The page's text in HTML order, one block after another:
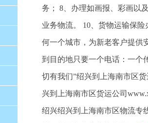
务； 8、办理如画报、彩画以
业务物流。 10、货物运输保
何一个城市，为新老客户提供
到目的地只要一个电话：一个
切有我们”绍兴到上海南市区
兴到上海南市区货运公司
绍兴绍兴到上海南市区物流专